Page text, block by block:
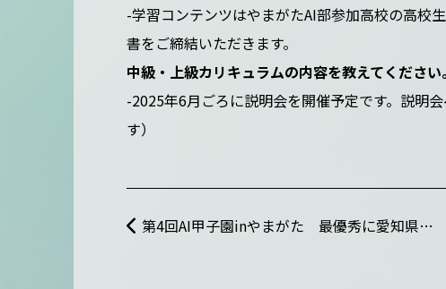
-学習コンテンツはやまがたAI部参加高校の高校
書をご締結いただきます。
中級・上級カリキュラムの内容を教えてください。
-2025年6月ごろに説明会を開催予定です。説明
す）
第4回AI甲子園inやまがた 最優秀に愛知県立東海樟風高校